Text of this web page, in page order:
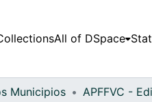
All of DSpace
Municipios